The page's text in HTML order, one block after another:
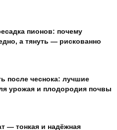
пионов: почему
а тянуть — рискованно
после чеснока: лучшие
урожая и плодородия почвы
— тонкая и надёжная